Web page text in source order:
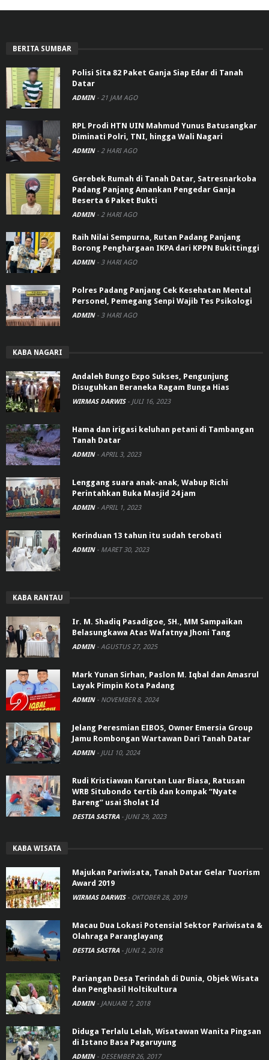
BERITA SUMBAR
Polisi Sita 82 Paket Ganja Siap Edar di Tanah
Datar
ADMIN - 21 JAM AGO
RPL Prodi HTN UIN Mahmud Yunus Batusangkar
Diminati Polri, TNI, hingga Wali Nagari
ADMIN - 2 HARI AGO
Gerebek Rumah di Tanah Datar, Satresnarkoba
Padang Panjang Amankan Pengedar Ganja
Beserta 6 Paket Bukti
ADMIN - 2 HARI AGO
Raih Nilai Sempurna, Rutan Padang Panjang
Borong Penghargaan IKPA dari KPPN Bukittinggi
ADMIN - 3 HARI AGO
Polres Padang Panjang Cek Kesehatan Mental
Personel, Pemegang Senpi Wajib Tes Psikologi
ADMIN - 3 HARI AGO
KABA NAGARI
Andaleh Bungo Expo Sukses, Pengunjung
Disuguhkan Beraneka Ragam Bunga Hias
WIRMAS DARWIS - JULI 16, 2023
Hama dan irigasi keluhan petani di Tambangan
Tanah Datar
ADMIN - APRIL 3, 2023
Lenggang suara anak-anak, Wabup Richi
Perintahkan Buka Masjid 24 jam
ADMIN - APRIL 1, 2023
Kerinduan 13 tahun itu sudah terobati
ADMIN - MARET 30, 2023
KABA RANTAU
Ir. M. Shadiq Pasadigoe, SH., MM Sampaikan
Belasungkawa Atas Wafatnya Jhoni Tang
ADMIN - AGUSTUS 27, 2025
Mark Yunan Sirhan, Paslon M. Iqbal dan Amasrul
Layak Pimpin Kota Padang
ADMIN - NOVEMBER 8, 2024
Jelang Peresmian EIBOS, Owner Emersia Group
Jamu Rombongan Wartawan Dari Tanah Datar
ADMIN - JULI 10, 2024
Rudi Kristiawan Karutan Luar Biasa, Ratusan
WRB Situbondo tertib dan kompak “Nyate
Bareng” usai Sholat Id
DESTIA SASTRA - JUNI 29, 2023
KABA WISATA
Majukan Pariwisata, Tanah Datar Gelar Tuorism
Award 2019
WIRMAS DARWIS - OKTOBER 28, 2019
Macau Dua Lokasi Potensial Sektor Pariwisata &
Olahraga Paranglayang
DESTIA SASTRA - JUNI 2, 2018
Pariangan Desa Terindah di Dunia, Objek Wisata
dan Penghasil Holtikultura
ADMIN - JANUARI 7, 2018
Diduga Terlalu Lelah, Wisatawan Wanita Pingsan
di Istano Basa Pagaruyung
ADMIN - DESEMBER 26, 2017